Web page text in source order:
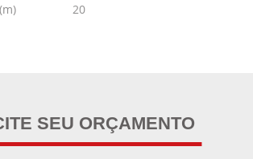
20
SEU ORÇAMENTO